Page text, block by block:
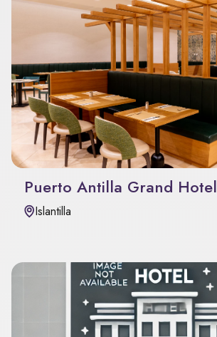
Puerto Antilla Grand Hotel
Islantilla